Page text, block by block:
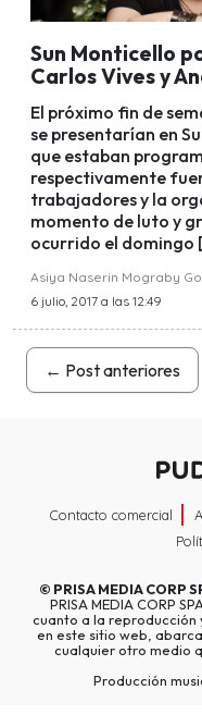
Sun Monticello
Carlos Vives y
El próximo fin de
se presentarían en
que estaban
respectivamente
trabajadores y la
momento de luto y
ocurrido el domingo
Asiya Naserin Mograby
6 julio, 2017 a las 12:49
← Post anteriores
Contacto comercial
© PRISA MEDIA CORP
PRISA MEDIA CORP
cuanto a la reproducción
en este sitio web,
cualquier otro medio
Producción